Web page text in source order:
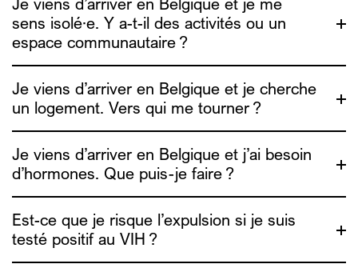
Travail du sexe en privé ou via webcam
conseils et outils de réduction des risques sur le
siteinfo4escorts.be. Une vidéo est aussi disponible pour
Travail du sexe en rue : Alias est en rue et dans les lieux
de consommation sexuelle les vendredi et samedi
soir/nuit, c’est un moment où on peut échanger des
informations de réduction des risques.
sens isolé·e. Y a-t-il des activités ou un
espace communautaire ?
Je viens d’arriver en Belgique et je cherche
un logement. Vers qui me tourner ?
Je viens d’arriver en Belgique et j’ai besoin
d’hormones. Que puis-je faire ?
Genres Pluriels
Est-ce que je risque l’expulsion si je suis
testé positif au VIH ?